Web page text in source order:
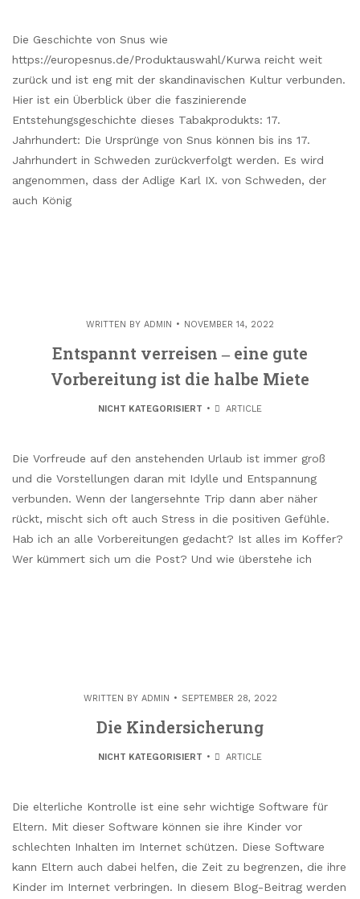
Die Geschichte von Snus wie
https://europesnus.de/Produktauswahl/Kurwa reicht weit
zurück und ist eng mit der skandinavischen Kultur verbunden.
Hier ist ein Überblick über die faszinierende
Entstehungsgeschichte dieses Tabakprodukts: 17.
Jahrhundert: Die Ursprünge von Snus können bis ins 17.
Jahrhundert in Schweden zurückverfolgt werden. Es wird
angenommen, dass der Adlige Karl IX. von Schweden, der
auch König
WRITTEN BY ADMIN NOVEMBER 14, 2022
Entspannt verreisen ‒ eine gute
Vorbereitung ist die halbe Miete
NICHT KATEGORISIERT ARTICLE
Die Vorfreude auf den anstehenden Urlaub ist immer groß
und die Vorstellungen daran mit Idylle und Entspannung
verbunden. Wenn der langersehnte Trip dann aber näher
rückt, mischt sich oft auch Stress in die positiven Gefühle.
Hab ich an alle Vorbereitungen gedacht? Ist alles im Koffer?
Wer kümmert sich um die Post? Und wie überstehe ich
WRITTEN BY ADMIN SEPTEMBER 28, 2022
Die Kindersicherung
NICHT KATEGORISIERT ARTICLE
Die elterliche Kontrolle ist eine sehr wichtige Software für
Eltern. Mit dieser Software können sie ihre Kinder vor
schlechten Inhalten im Internet schützen. Diese Software
kann Eltern auch dabei helfen, die Zeit zu begrenzen, die ihre
Kinder im Internet verbringen. In diesem Blog-Beitrag werden